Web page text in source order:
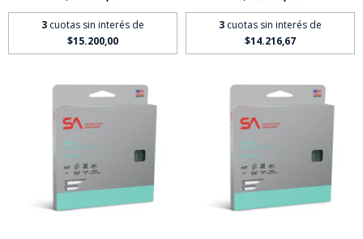
3 cuotas sin interés de
$15.200,00
3 cuotas sin interés de
$14.216,67